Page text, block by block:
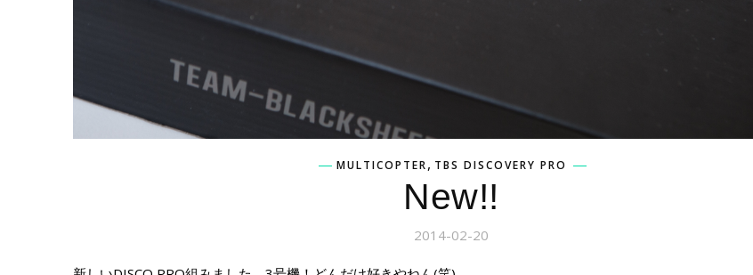
MULTICOPTER, TBS DISCOVERY PRO
New!!
2014-02-20